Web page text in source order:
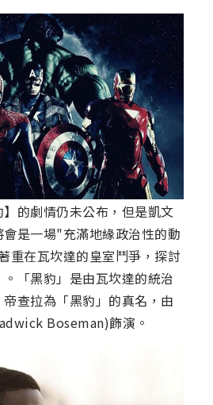
的劇情仍未公布，但是凱文
是一場"充滿地緣政治性的動
重在瓦坎達的皇室鬥爭，探討
「黑豹」是由瓦坎達的統治
查拉為「黑豹」的真名，由
Boseman)飾演。